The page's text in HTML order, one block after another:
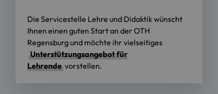
Die Servicestelle Lehre und Didaktik wünscht
Ihnen einen guten Start an der OTH
Regensburg und möchte ihr vielseitiges
Unterstützungsangebot für
Lehrende vorstellen.